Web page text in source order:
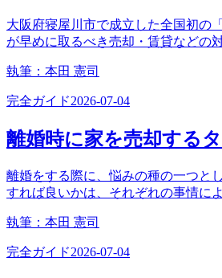
大阪府寝屋川市で成立した全国初の
が早めに取るべき売却・賃貸などの
執筆： 本田 憲司
完全ガイド2026-07-04
離婚時に家を売却する
離婚をする際に、悩みの種の一つと
すれば良いかは、それぞれの事情に
執筆： 本田 憲司
完全ガイド2026-07-04